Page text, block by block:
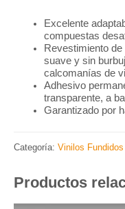
Excelente
compuestas
Revestimiento
suave y sin
calcomanías de
Adhesivo
transparente, a
Garantizado por
Categoría: Vinilos Fundidos
Productos